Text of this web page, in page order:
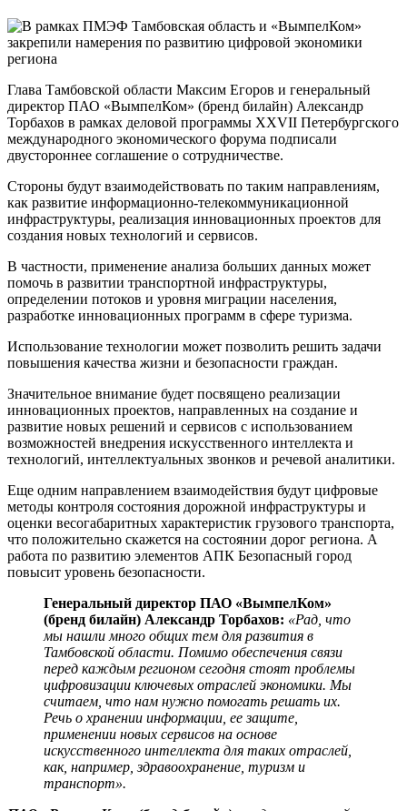
Глава Тамбовской области Максим Егоров и генеральный
директор ПАО «ВымпелКом» (бренд билайн) Александр
Торбахов в рамках деловой программы XXVII Петербургского
международного экономического форума подписали
двустороннее соглашение о сотрудничестве.
Стороны будут взаимодействовать по таким направлениям,
как развитие информационно-телекоммуникационной
инфраструктуры, реализация инновационных проектов для
создания новых технологий и сервисов.
В частности, применение анализа больших данных может
помочь в развитии транспортной инфраструктуры,
определении потоков и уровня миграции населения,
разработке инновационных программ в сфере туризма.
Использование технологии может позволить решить задачи
повышения качества жизни и безопасности граждан.
Значительное внимание будет посвящено реализации
инновационных проектов, направленных на создание и
развитие новых решений и сервисов с использованием
возможностей внедрения искусственного интеллекта и
технологий, интеллектуальных звонков и речевой аналитики.
Еще одним направлением взаимодействия будут цифровые
методы контроля состояния дорожной инфраструктуры и
оценки весогабаритных характеристик грузового транспорта,
что положительно скажется на состоянии дорог региона. А
работа по развитию элементов АПК Безопасный город
повысит уровень безопасности.
Генеральный директор ПАО «ВымпелКом»
(бренд билайн) Александр Торбахов: «Рад, что
мы нашли много общих тем для развития в
Тамбовской области. Помимо обеспечения связи
перед каждым регионом сегодня стоят проблемы
цифровизации ключевых отраслей экономики. Мы
считаем, что нам нужно помогать решать их.
Речь о хранении информации, ее защите,
применении новых сервисов на основе
искусственного интеллекта для таких отраслей,
как, например, здравоохранение, туризм и
транспорт».